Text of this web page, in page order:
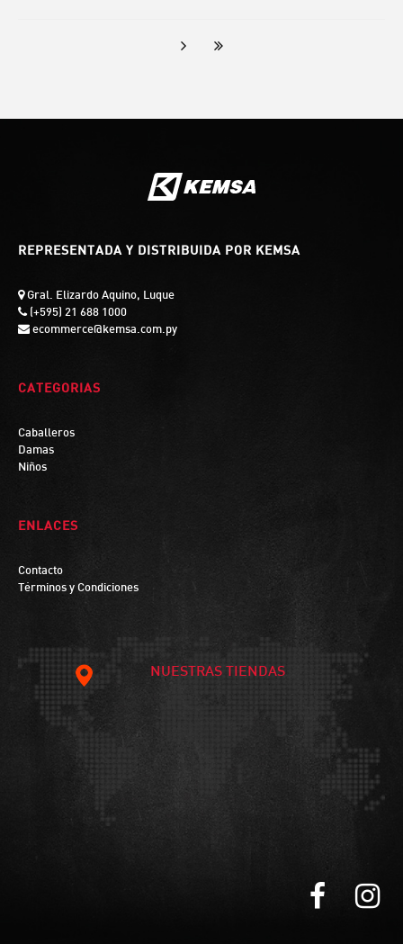
REPRESENTADA Y DISTRIBUIDA POR KEMSA
Gral. Elizardo Aquino, Luque
(+595) 21 688 1000
ecommerce@kemsa.com.py
CATEGORIAS
Caballeros
Damas
Niños
ENLACES
Contacto
Términos y Condiciones
NUESTRAS TIENDAS